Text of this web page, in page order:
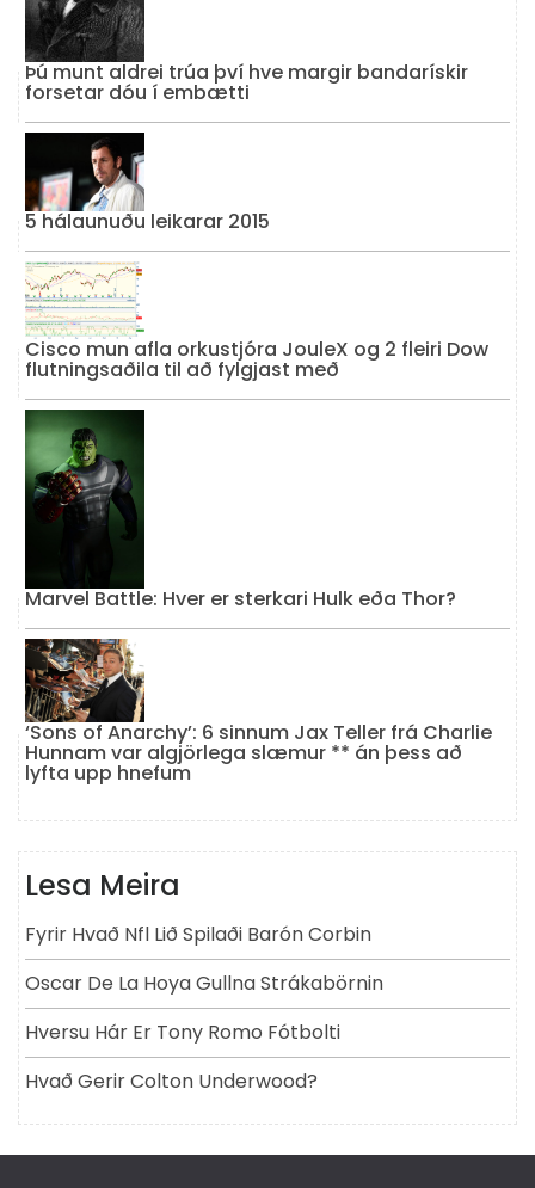
Þú munt aldrei trúa því hve margir bandarískir
forsetar dóu í embætti
5 hálaunuðu leikarar 2015
Cisco mun afla orkustjóra JouleX og 2 fleiri Dow
flutningsaðila til að fylgjast með
Marvel Battle: Hver er sterkari Hulk eða Thor?
‘Sons of Anarchy’: 6 sinnum Jax Teller frá Charlie
Hunnam var algjörlega slæmur ** án þess að
lyfta upp hnefum
Lesa Meira
Fyrir Hvað Nfl Lið Spilaði Barón Corbin
Oscar De La Hoya Gullna Strákabörnin
Hversu Hár Er Tony Romo Fótbolti
Hvað Gerir Colton Underwood?